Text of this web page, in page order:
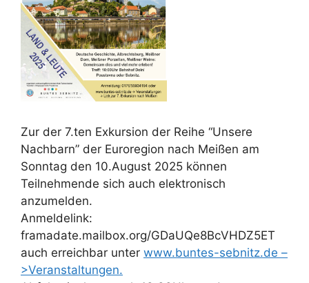
Zur der 7.ten Exkursion der Reihe “Unsere
Nachbarn” der Euroregion nach Meißen am
Sonntag den 10.August 2025 können
Teilnehmende sich auch elektronisch
anzumelden.
Anmeldelink:
framadate.mailbox.org/GDaUQe8BcVHDZ5ET
auch erreichbar unter www.buntes-sebnitz.de –
>Veranstaltungen.